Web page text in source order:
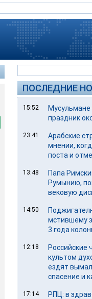
ПОСЛЕДНИЕ
15:52
праздник
23:41
Арабские
мнении,
поста и
13:48
Папа
Румынию,
вековую
14:50
мстившему
3 года
12:18
Российские
культом
ездят
спасение и
17:14
РПЦ: в